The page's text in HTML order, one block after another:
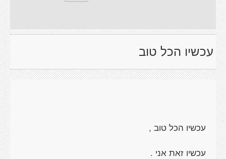
עכשיו הכל טוב
עכשיו הכל טוב ,
עכשיו זאת אני .